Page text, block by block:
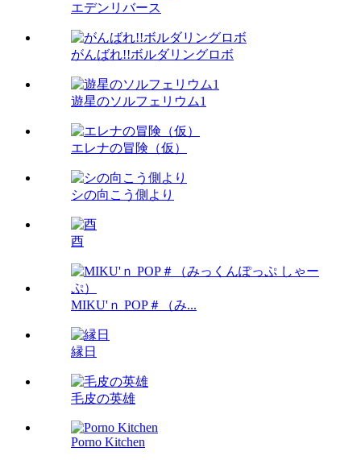
エデンリバース
がんばれ!!ボルダリングロボ
遊星のソルフェリウム1
エレナの冒険（仮）
シの向こう側より
酉
MIKU'ｎ POP＃（み...
縁日
毛皮の英雄
Porno Kitchen